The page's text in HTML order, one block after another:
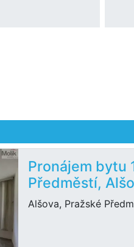
Pronájem bytu
Předměstí,
Alšova, Pražské